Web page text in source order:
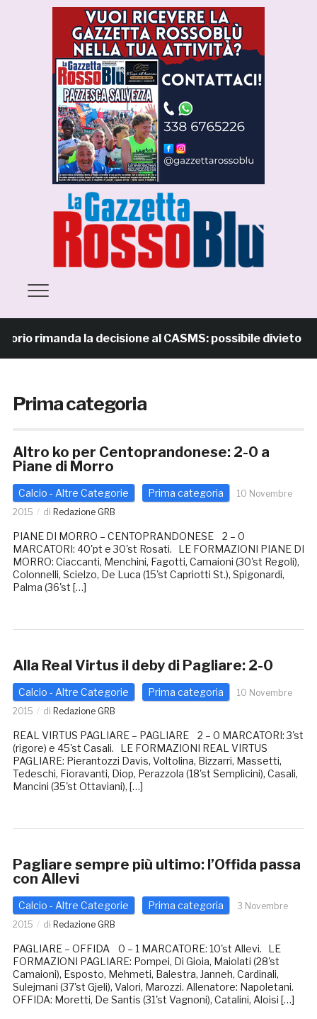
rimanda la decisione al CASMS: possibile divieto
Prima categoria
Altro ko per Centoprandonese: 2-0 a
Piane di Morro
Calcio - Altre Categorie Prima categoria
10 Novembre
2015
di Redazione GRB
PIANE DI MORRO – CENTOPRANDONESE 2 – 0
MARCATORI: 40'pt e 30'st Rosati. LE FORMAZIONI PIANE DI
MORRO: Ciaccanti, Menchini, Fagotti, Camaioni (30'st Regoli),
Colonnelli, Scielzo, De Luca (15'st Capriotti St.), Spigonardi,
Palma (36'st […]
Alla Real Virtus il deby di Pagliare: 2-0
Calcio - Altre Categorie Prima categoria
10 Novembre
2015
di Redazione GRB
REAL VIRTUS PAGLIARE – PAGLIARE 2 – 0 MARCATORI: 3'st
(rigore) e 45'st Casali. LE FORMAZIONI REAL VIRTUS
PAGLIARE: Pierantozzi Davis, Voltolina, Bizzarri, Massetti,
Tedeschi, Fioravanti, Diop, Perazzola (18'st Semplicini), Casali,
Mancini (35'st Ottaviani), […]
Pagliare sempre più ultimo: l’Offida passa
con Allevi
Calcio - Altre Categorie Prima categoria
3 Novembre
2015
di Redazione GRB
PAGLIARE – OFFIDA 0 – 1 MARCATORE: 10'st Allevi. LE
FORMAZIONI PAGLIARE: Pompei, Di Gioia, Maiolati (28'st
Camaioni), Esposto, Mehmeti, Balestra, Janneh, Cardinali,
Sulejmani (37'st Gjeli), Valori, Marozzi. Allenatore: Napoletani.
OFFIDA: Moretti, De Santis (31'st Vagnoni), Catalini, Aloisi […]